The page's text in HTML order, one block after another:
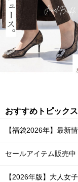
おすすめトピックス
【福袋2026年】最新
セールアイテム販売中
【2026年版】大人女